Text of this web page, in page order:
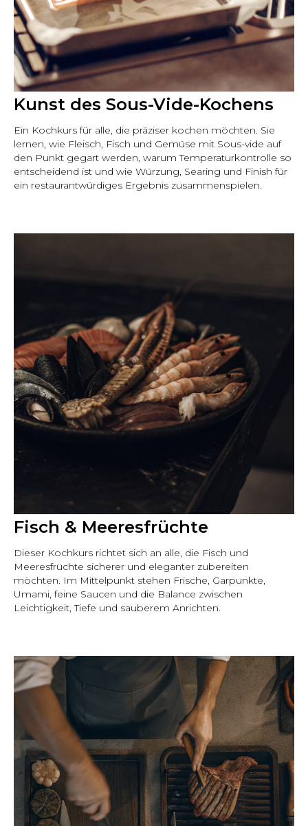
Kunst des Sous-Vide-Kochens
Ein Kochkurs für alle, die präziser kochen möchten. Sie
lernen, wie Fleisch, Fisch und Gemüse mit Sous-vide auf
den Punkt gegart werden, warum Temperaturkontrolle so
entscheidend ist und wie Würzung, Searing und Finish für
ein restaurantwürdiges Ergebnis zusammenspielen.
Fisch & Meeresfrüchte
Dieser Kochkurs richtet sich an alle, die Fisch und
Meeresfrüchte sicherer und eleganter zubereiten
möchten. Im Mittelpunkt stehen Frische, Garpunkte,
Umami, feine Saucen und die Balance zwischen
Leichtigkeit, Tiefe und sauberem Anrichten.